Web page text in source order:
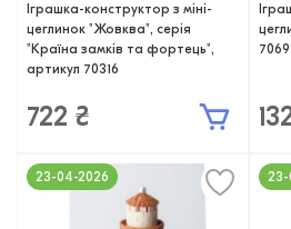
Іграшка-конструктор з міні-
цеглинок "Жовква", серія
"Країна замків та фортець",
артикул 70316
722 ₴
23-04-2026 23-